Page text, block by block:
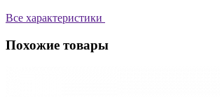
Все характеристики
Похожие товары